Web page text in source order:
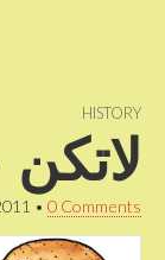
HISTORY
• 0 Comments